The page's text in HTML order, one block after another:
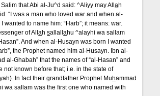
that Abi al-Ju^d said: ^Aliyy may Allah
“I was a man who loved war and when al-
wanted to name him: “Harb”; it means: war.
of Allahsallallahu ^alayhi wa sallam
And when al-Husayn was born I wanted
the Prophet named him al-Husayn. Ibn al-
al-Ghabah” that the names of “al-Hasan” and
not known before that; i.e. in the state of
In fact their grandfather Prophet Muhammad
wa sallam was the first one who named with